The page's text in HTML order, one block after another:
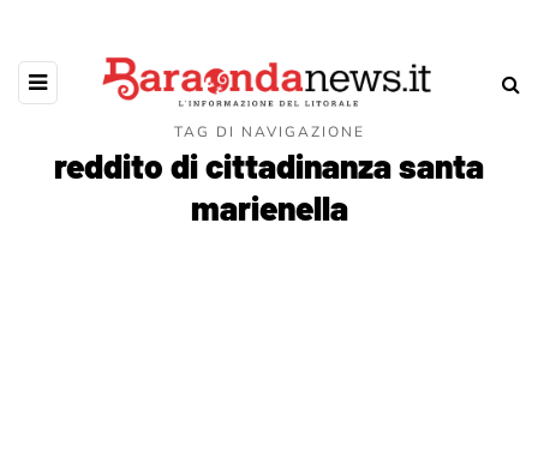
TAG DI NAVIGAZIONE
reddito di cittadinanza santa
marienella